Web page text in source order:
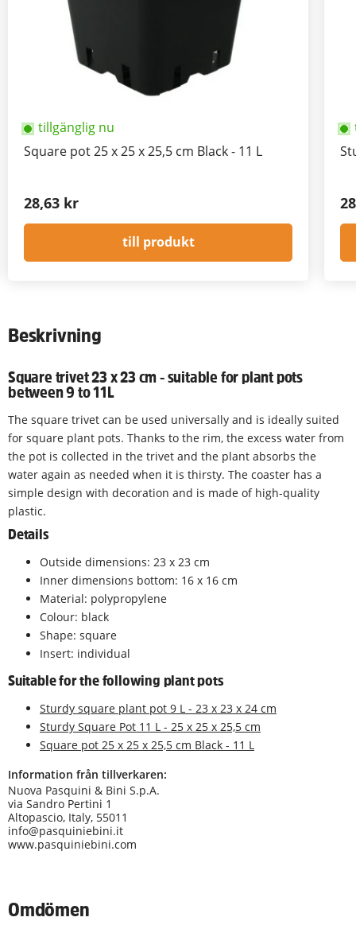
tillgänglig nu
Square pot 25 x 25 x 25,5 cm Black - 11 L
28,63 kr
till produkt
Beskrivning
Square trivet 23 x 23 cm - suitable for plant pots
between 9 to 11L
The square trivet can be used universally and is ideally suited
for square plant pots. Thanks to the rim, the excess water from
the pot is collected in the trivet and the plant absorbs the
water again as needed when it is thirsty. The coaster has a
simple design with decoration and is made of high-quality
plastic.
Details
Outside dimensions: 23 x 23 cm
Inner dimensions bottom: 16 x 16 cm
Material: polypropylene
Colour: black
Shape: square
Insert: individual
Suitable for the following plant pots
Sturdy square plant pot 9 L - 23 x 23 x 24 cm
Sturdy Square Pot 11 L - 25 x 25 x 25,5 cm
Square pot 25 x 25 x 25,5 cm Black - 11 L
Information från tillverkaren:
Nuova Pasquini & Bini S.p.A.
via Sandro Pertini 1
Altopascio, Italy, 55011
info@pasquiniebini.it
www.pasquiniebini.com
Omdömen